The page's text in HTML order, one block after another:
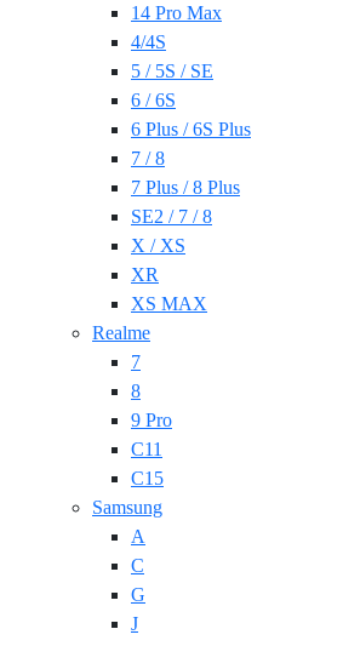
14 Pro Max
4/4S
5 / 5S / SE
6 / 6S
6 Plus / 6S Plus
7 / 8
7 Plus / 8 Plus
SE2 / 7 / 8
X / XS
XR
XS MAX
Realme
7
8
9 Pro
C11
C15
Samsung
A
C
G
J